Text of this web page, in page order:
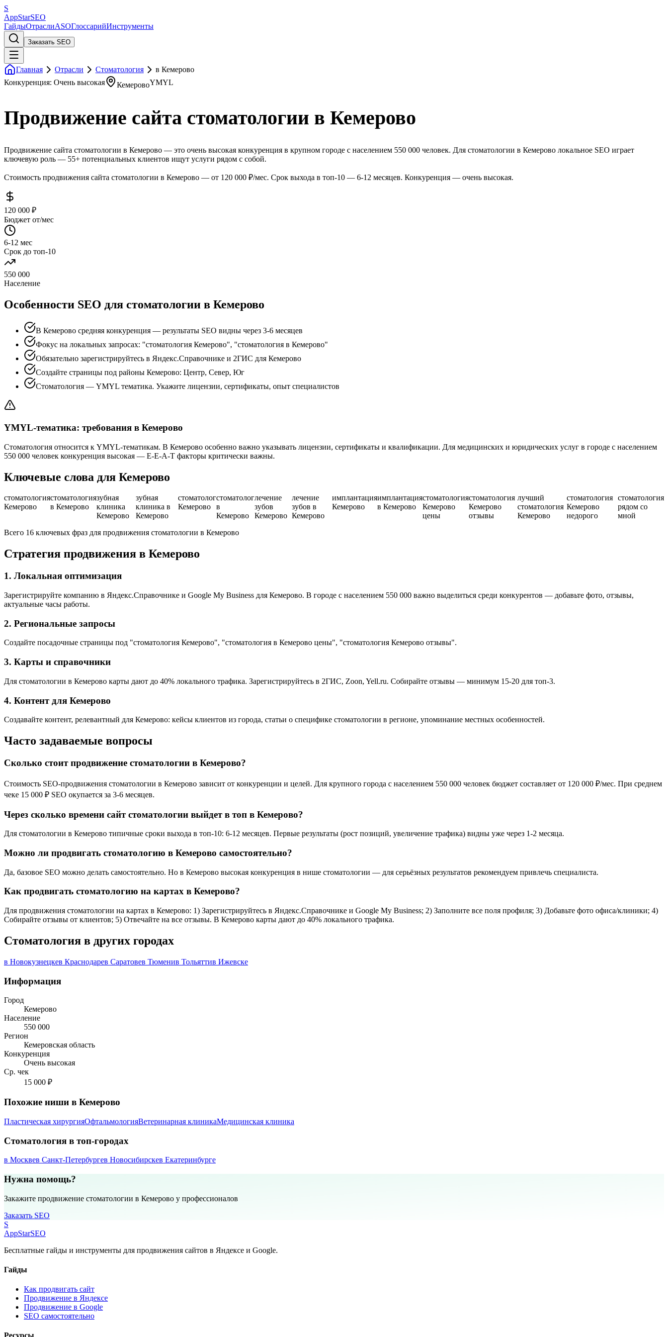
S
AppStarSEO
ГайдыОтраслиASOГлоссарийИнструменты
Заказать SEO
Главная Отрасли Стоматология
в Кемерово
Конкуренция: Очень высокая
КемеровоYMYL
Продвижение сайта стоматологии в Кемерово
Продвижение сайта стоматологии в Кемерово — это очень высокая конкуренция в крупном городе с населением 550 000 человек. Для стоматологии в Кемерово локальное SEO играет
ключевую роль — 55+ потенциальных клиентов ищут услуги рядом с собой.
Стоимость продвижения сайта стоматологии в Кемерово — от 120 000 ₽/мес. Срок выхода в топ-10 — 6-12 месяцев. Конкуренция — очень высокая.
120 000 ₽
Бюджет от/мес
6-12 мес
Срок до топ-10
550 000
Население
Особенности SEO для стоматологии в Кемерово
В Кемерово средняя конкуренция — результаты SEO видны через 3-6 месяцев
Фокус на локальных запросах: "стоматология Кемерово", "стоматология в Кемерово"
Обязательно зарегистрируйтесь в Яндекс.Справочнике и 2ГИС для Кемерово
Создайте страницы под районы Кемерово: Центр, Север, Юг
Стоматология — YMYL тематика. Укажите лицензии, сертификаты, опыт специалистов
YMYL-тематика: требования в Кемерово
Стоматология относится к YMYL-тематикам. В Кемерово особенно важно указывать лицензии, сертификаты и квалификации. Для медицинских и юридических услуг в городе с населением
550 000 человек конкуренция высокая — E-E-A-T факторы критически важны.
Ключевые слова для Кемерово
стоматология
Кемерово
стоматология
в Кемерово
зубная
клиника
Кемерово
зубная
клиника в
Кемерово
стоматолог
Кемерово
стоматолог
в
Кемерово
лечение
зубов
Кемерово
лечение
зубов в
Кемерово
имплантация
Кемерово
имплантация
в Кемерово
стоматология
Кемерово
цены
стоматология
Кемерово
отзывы
лучший
стоматология
Кемерово
стоматология
Кемерово
недорого
стоматология
рядом со
мной
Всего 16 ключевых фраз для продвижения стоматологии в Кемерово
Стратегия продвижения в Кемерово
1. Локальная оптимизация
Зарегистрируйте компанию в Яндекс.Справочнике и Google My Business для Кемерово. В городе с населением 550 000 важно выделиться среди конкурентов — добавьте фото, отзывы,
актуальные часы работы.
2. Региональные запросы
Создайте посадочные страницы под "стоматология Кемерово", "стоматология в Кемерово цены", "стоматология Кемерово отзывы".
3. Карты и справочники
Для стоматологии в Кемерово карты дают до 40% локального трафика. Зарегистрируйтесь в 2ГИС, Zoon, Yell.ru. Собирайте отзывы — минимум 15-20 для топ-3.
4. Контент для Кемерово
Создавайте контент, релевантный для Кемерово: кейсы клиентов из города, статьи о специфике стоматологии в регионе, упоминание местных особенностей.
Часто задаваемые вопросы
Сколько стоит продвижение стоматологии в Кемерово?
Стоимость SEO-продвижения стоматологии в Кемерово зависит от конкуренции и целей. Для крупного города с населением 550 000 человек бюджет составляет от 120 000 ₽/мес. При среднем
чеке 15 000 ₽ SEO окупается за 3-6 месяцев.
Через сколько времени сайт стоматологии выйдет в топ в Кемерово?
Для стоматологии в Кемерово типичные сроки выхода в топ-10: 6-12 месяцев. Первые результаты (рост позиций, увеличение трафика) видны уже через 1-2 месяца.
Можно ли продвигать стоматологию в Кемерово самостоятельно?
Да, базовое SEO можно делать самостоятельно. Но в Кемерово высокая конкуренция в нише стоматологии — для серьёзных результатов рекомендуем привлечь специалиста.
Как продвигать стоматологию на картах в Кемерово?
Для продвижения стоматологии на картах в Кемерово: 1) Зарегистрируйтесь в Яндекс.Справочнике и Google My Business; 2) Заполните все поля профиля; 3) Добавьте фото офиса/клиники; 4)
Собирайте отзывы от клиентов; 5) Отвечайте на все отзывы. В Кемерово карты дают до 40% локального трафика.
Стоматология в других городах
в Новокузнецкев Краснодарев Саратовев Тюменив Тольяттив Ижевске
Информация
Город
Кемерово
Население
550 000
Регион
Кемеровская область
Конкуренция
Очень высокая
Ср. чек
15 000 ₽
Похожие ниши в Кемерово
Пластическая хирургияОфтальмологияВетеринарная клиникаМедицинская клиника
Стоматология в топ-городах
в Москвев Санкт-Петербургев Новосибирскев Екатеринбурге
Нужна помощь?
Закажите продвижение стоматологии в Кемерово у профессионалов
Заказать SEO
S
AppStarSEO
Бесплатные гайды и инструменты для продвижения сайтов в Яндексе и Google.
Гайды
Как продвигать сайт
Продвижение в Яндексе
Продвижение в Google
SEO самостоятельно